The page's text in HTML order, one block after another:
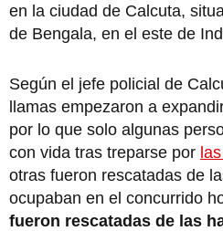
en la ciudad de Calcuta,
de Bengala, en el este de
Según el jefe policial de
llamas empezaron a
por lo que solo algunas
con vida tras treparse por
otras fueron rescatadas de
ocupaban en el concurrido
fueron rescatadas de las